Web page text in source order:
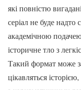
які повністю
серіал не буде
академічною
історичне тло з
Такий формат може
цікавляться